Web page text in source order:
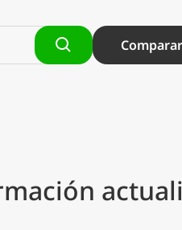
Comparar